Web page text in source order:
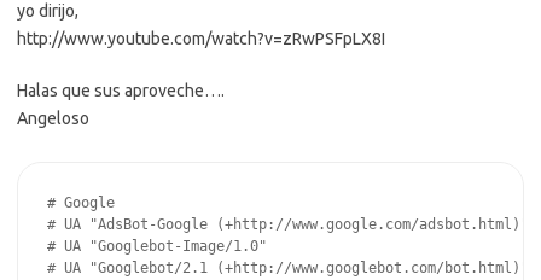
yo dirijo,
http://www.youtube.com/watch?v=zRwPSFpLX8I
Halas que sus aproveche….
Angeloso
# Google
# UA "AdsBot-Google (+http://www.google.com/adsbot.html)"
# UA "Googlebot-Image/1.0"
# UA "Googlebot/2.1 (+http://www.googlebot.com/bot.html)"